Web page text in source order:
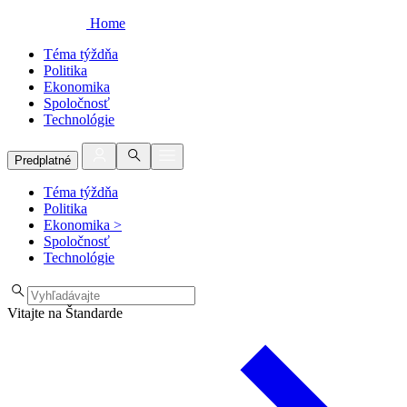
Home
Téma týždňa
Politika
Ekonomika
Spoločnosť
Technológie
Predplatné
Téma týždňa
Politika
Ekonomika >
Spoločnosť
Technológie
Vitajte na Štandarde